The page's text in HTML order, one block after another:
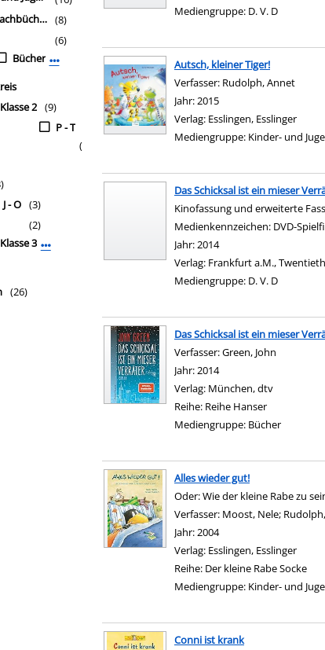
(8)
Bücher
(6)
Mehr Mediengruppe-Filter anzeigen
2 (9)
P - T
(
J - O (3)
3
(2)
Mehr Interessenkreis-Filter anzeigen
(26)
Mediengruppe: D. V. D
Autsch, kleiner Tiger!
Verfasser: Rudolph, Annet
Jahr:2015
Verlag: Esslingen, Esslinger
Mediengruppe: Kinder- und
Das Schicksal ist ein mieser
Kinofassung und erweiterte
Suche nach diesem Verfasser
Medienkennzeichen: DVD-
Jahr:2014
Verlag: Frankfurt a.M.,
Mediengruppe: D. V. D
Das Schicksal ist ein mieser
Verfasser:Green, John
Jahr:2014
Verlag: München, dtv
Reihe: Reihe Hanser
Mediengruppe: Bücher
Alles wieder gut!
Oder: Wie der kleine Rabe zu
Verfasser: Moost, Nele;
Jahr:2004
Verlag: Esslingen, Esslinger
Reihe: Der kleine Rabe Socke
Mediengruppe: Kinder- und
Conni ist krank